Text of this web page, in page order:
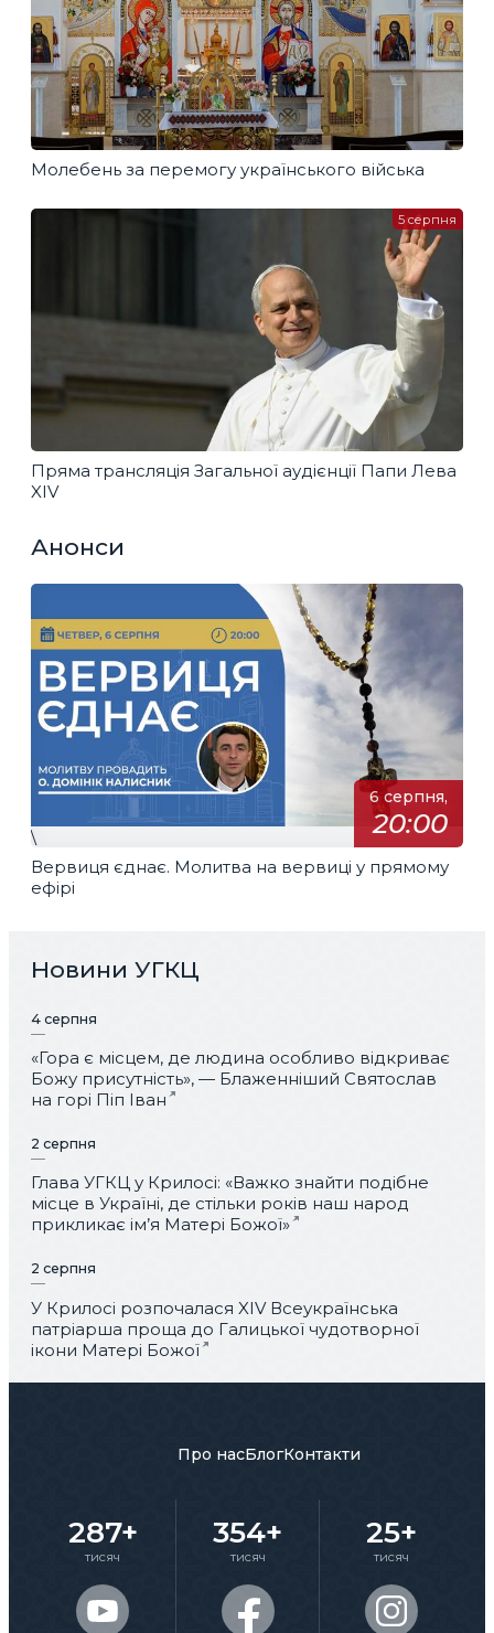
Молебень за перемогу українського війська
Пряма трансляція Загальної аудієнції Папи Лева
XIV
5 серпня
Анонси
6 серпня,
20:00
\
Вервиця єднає. Молитва на вервиці у прямому
ефірі
Новини УГКЦ
4 серпня
«Гора є місцем, де людина особливо відкриває
Божу присутність», — Блаженніший Святослав
на горі Піп Іван
2 серпня
Глава УГКЦ у Крилосі: «Важко знайти подібне
місце в Україні, де стільки років наш народ
прикликає ім’я Матері Божої»
2 серпня
У Крилосі розпочалася XIV Всеукраїнська
патріарша проща до Галицької чудотворної
ікони Матері Божої
Про насБлогКонтакти
287+
тисяч
354+
тисяч
25+
тисяч